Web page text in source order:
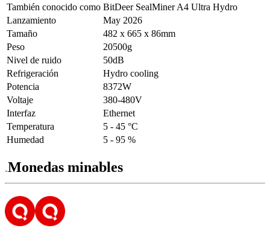
También conocido como BitDeer SealMiner A4 Ultra Hydro
Lanzamiento
May 2026
Tamaño
482 x 665 x 86mm
Peso
20500g
Nivel de ruido
50dB
Refrigeración
Hydro cooling
Potencia
8372W
Voltaje
380-480V
Interfaz
Ethernet
Temperatura
5 - 45 °C
Humedad
5 - 95 %
Monedas minables